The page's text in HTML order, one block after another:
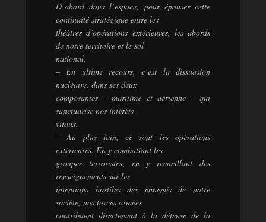
D’abord dans l’espace, pour épouser cette
continuité stratégique entre les
théâtres d’opérations extérieures, les abords
de notre territoire et le sol
national.
– En ultime recours, c’est la dissuasion
nucléaire, dans ses deux
composantes – maritime et aérienne – qui
sanctuarise nos intérêts
vitaux.
– Au plus loin, ce sont les opérations
extérieures. En y combattant les
groupes terroristes, en y recueillant des
renseignements sur les
intentions hostiles des ennemis de notre
société, nos forces armées
contribuent directement à la défense de la